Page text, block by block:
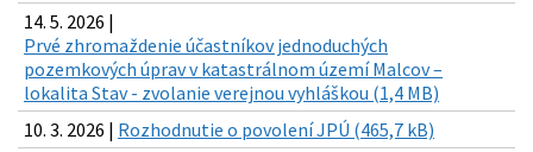
14. 5. 2026 |
Prvé zhromaždenie účastníkov jednoduchých
pozemkových úprav v katastrálnom území Malcov –
lokalita Stav - zvolanie verejnou vyhláškou (1,4 MB)
10. 3. 2026 | Rozhodnutie o povolení JPÚ (465,7 kB)